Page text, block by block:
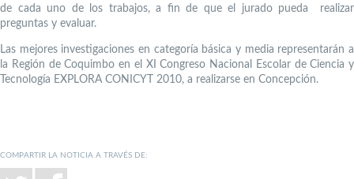
de cada uno de los trabajos, a fin de que el jurado pueda realizar
preguntas y evaluar.
Las mejores investigaciones en categoría básica y media representarán a
la Región de Coquimbo en el XI Congreso Nacional Escolar de Ciencia y
Tecnología EXPLORA CONICYT 2010, a realizarse en Concepción.
COMPARTIR LA NOTICIA A TRAVÉS DE: